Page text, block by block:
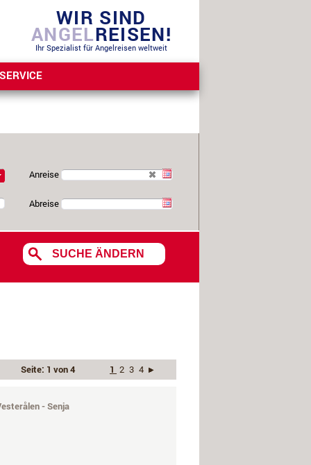
WIR SIND
ANGELREISEN!
Ihr Spezialist für Angelreisen weltweit
SERVICE
Anreise
Abreise
Seite: 1 von 4 1 2 3 4 ›
- Senja